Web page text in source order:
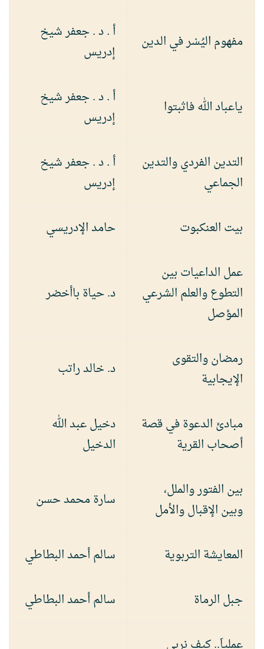
مفهوم اليُسْر في الدين
أ . د . جعفر شيخ
إدريس
ياعباد الله فاثبتوا
أ . د . جعفر شيخ
إدريس
التدين الفردي والتدين
الجماعي
أ . د . جعفر شيخ
إدريس
بيت العنكبوت حامد الإدريسي
عمل الداعيات بين
التطوع والعلم الشرعي
المؤصل
د. حياة باأخضر
رمضان والتقوى
الإيجابية
د. خالد راتب
مبادئ الدعوة في قصة
أصحاب القرية
دخيل عبد الله
الدخيل
بين الفتور والملل،
وبين الإقبال والأمل
سارة محمد حسن
المعايشة التربوية سالم أحمد البطاطي
جبل الرماة سالم أحمد البطاطي